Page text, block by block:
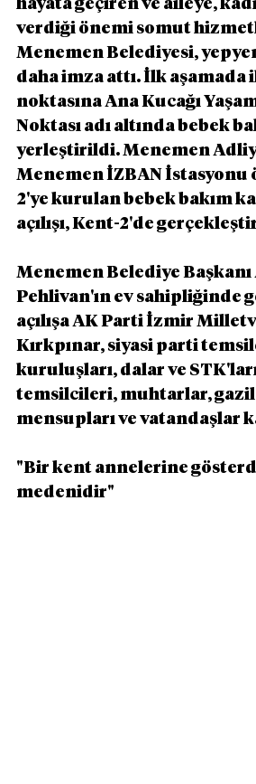
hayata geçiren ve aileye,
verdiği önemi somut
Menemen Belediyesi,
daha imza attı. İlk aşamada
noktasına Ana Kucağı
Noktası adı altında bebek
yerleştirildi. Menemen
Menemen İZBAN İstasyonu
2'ye kurulan bebek bakım
açılışı, Kent-2'de
Menemen Belediye Başkanı
Pehlivan'ın ev sahipliğinde
açılışa AK Parti İzmir
Kırkpınar, siyasi parti
kuruluşları, dalar ve
temsilcileri, muhtarlar,
mensupları ve vatandaşlar
"Bir kent annelerine
medenidir"